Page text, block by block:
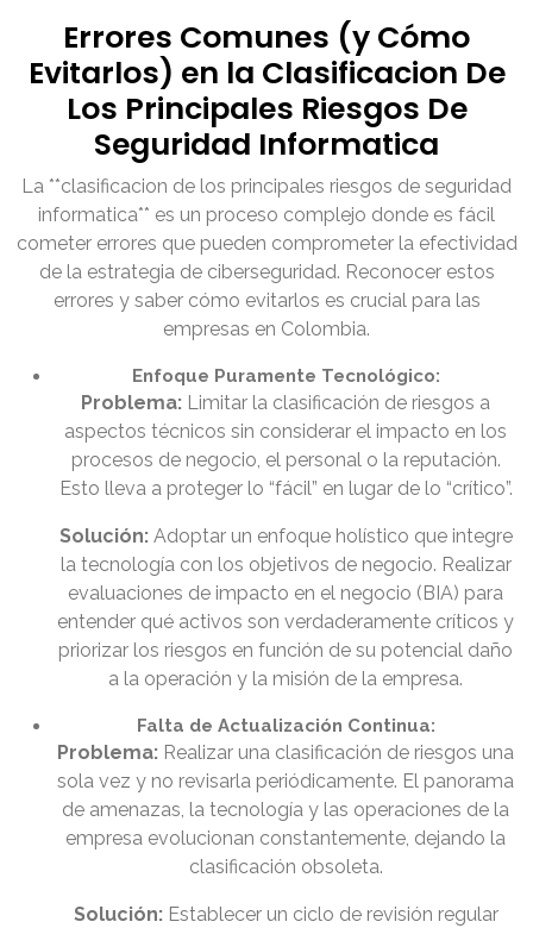
Errores Comunes (y Cómo
Evitarlos) en la Clasificacion De
Los Principales Riesgos De
Seguridad Informatica
La **clasificacion de los principales riesgos de seguridad
informatica** es un proceso complejo donde es fácil
cometer errores que pueden comprometer la efectividad
de la estrategia de ciberseguridad. Reconocer estos
errores y saber cómo evitarlos es crucial para las
empresas en Colombia.
Enfoque Puramente Tecnológico:
Problema: Limitar la clasificación de riesgos a
aspectos técnicos sin considerar el impacto en los
procesos de negocio, el personal o la reputación.
Esto lleva a proteger lo “fácil” en lugar de lo “crítico”.
Solución:Adoptar un enfoque holístico que integre
la tecnología con los objetivos de negocio. Realizar
evaluaciones de impacto en el negocio (BIA) para
entender qué activos son verdaderamente críticos y
priorizar los riesgos en función de su potencial daño
a la operación y la misión de la empresa.
Falta de Actualización Continua:
Problema: Realizar una clasificación de riesgos una
sola vez y no revisarla periódicamente. El panorama
de amenazas, la tecnología y las operaciones de la
empresa evolucionan constantemente, dejando la
clasificación obsoleta.
Solución:Establecer un ciclo de revisión regular